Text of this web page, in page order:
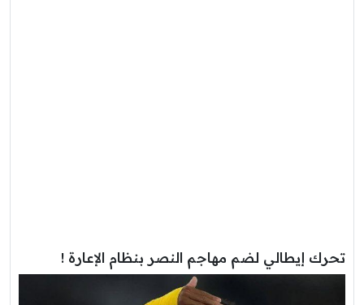
تحرك إيطالي لضم مهاجم النصر بنظام الإعارة !